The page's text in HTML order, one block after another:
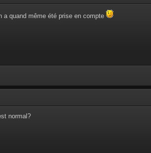
a quand même été prise en compte
normal?